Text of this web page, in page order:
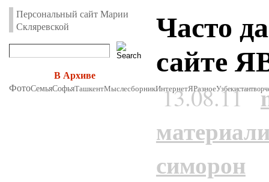
Персональный сайт Марии
Скляревской
В Архиве
ФотоСемьяСофьяТашкентМыслесборникИнтернетЯРазноеУзбекистан
Часто
сайте
13.08.11
симорон